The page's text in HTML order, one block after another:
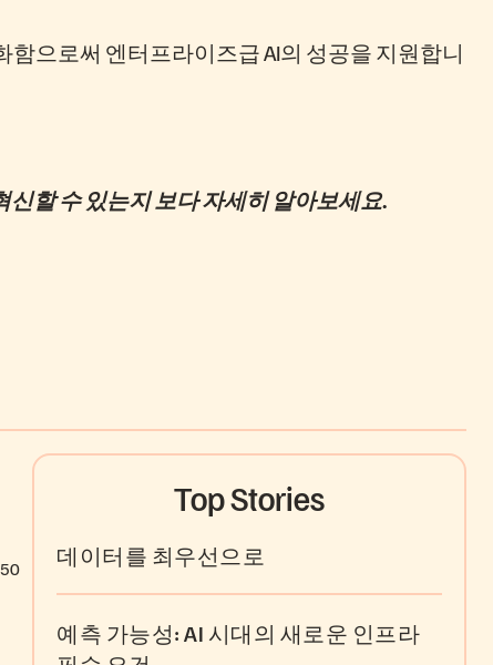
으로써 엔터프라이즈급 AI의 성공을 지원합니
신할 수 있는지 보다 자세히 알아보세요.
Top Stories
데이터를 최우선으로
예측 가능성: AI 시대의 새로운 인프라